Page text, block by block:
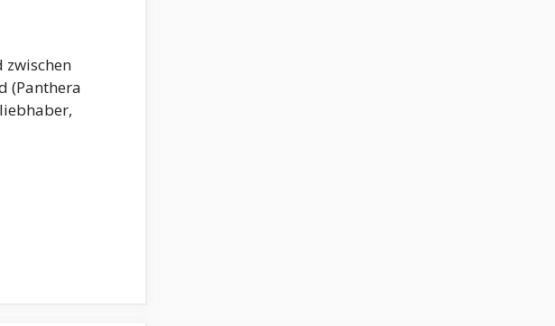
zwischen
(Panthera